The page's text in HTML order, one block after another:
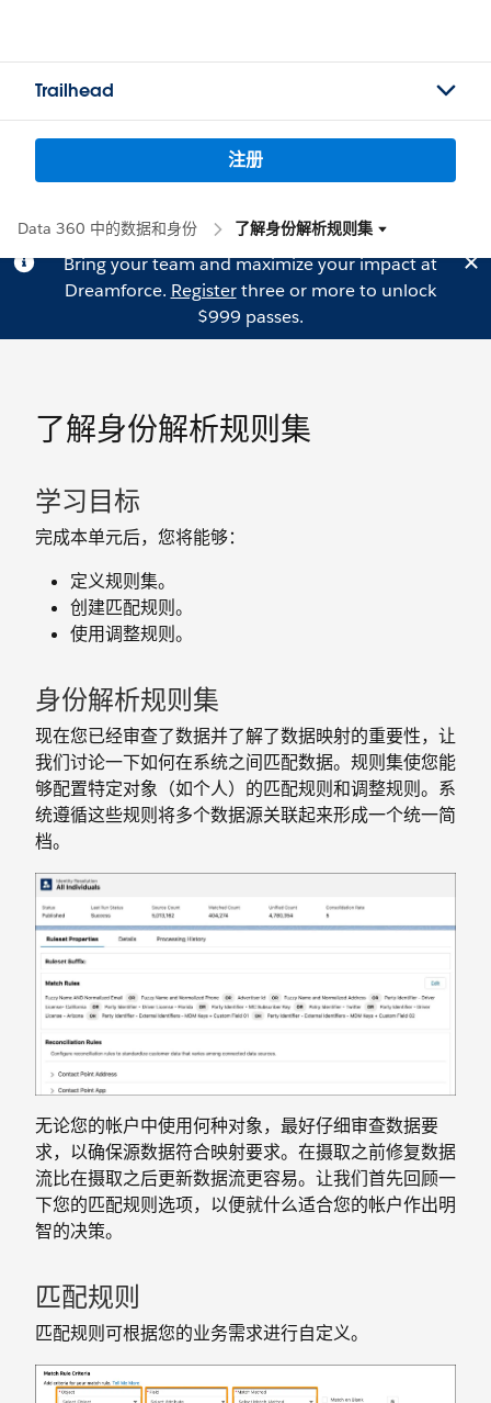
Trailhead
注册
Data 360 中的数据和身份 了解身份解析规则集
Bring your team and maximize your impact at
Dreamforce. Registerthree or more to unlock
$999 passes.
了解身份解析规则集
学习目标
完成本单元后，您将能够：
定义规则集。
创建匹配规则。
使用调整规则。
身份解析规则集
现在您已经审查了数据并了解了数据映射的重要性，让
我们讨论一下如何在系统之间匹配数据。规则集使您能
够配置特定对象（如个人）的匹配规则和调整规则。系
统遵循这些规则将多个数据源关联起来形成一个统一简
档。
无论您的帐户中使用何种对象，最好仔细审查数据要
求，以确保源数据符合映射要求。在摄取之前修复数据
流比在摄取之后更新数据流更容易。让我们首先回顾一
下您的匹配规则选项，以便就什么适合您的帐户作出明
智的决策。
匹配规则
匹配规则可根据您的业务需求进行自定义。